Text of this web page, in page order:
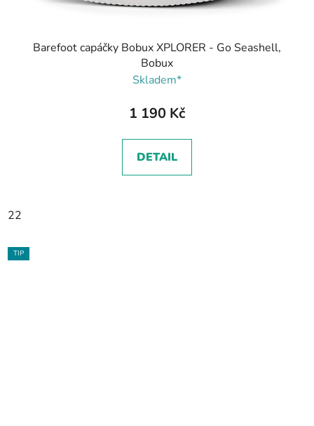
Barefoot capáčky Bobux XPLORER - Go Seashell,
Bobux
Skladem*
1 190 Kč
DETAIL
22
TIP